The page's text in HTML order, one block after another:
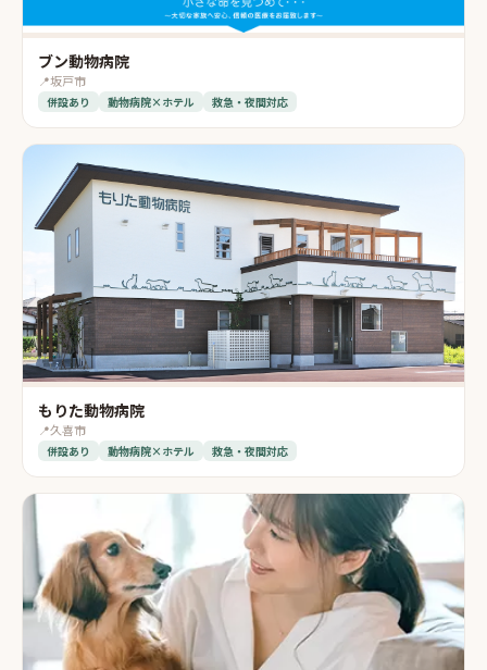
ブン動物病院
📍坂戸市
併設あり 動物病院×ホテル 救急・夜間対応
もりた動物病院
📍久喜市
併設あり 動物病院×ホテル 救急・夜間対応